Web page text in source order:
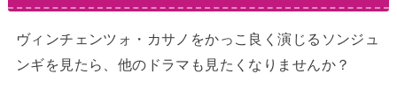
ヴィンチェンツォ・カサノをかっこ良く演じるソンジュ
ンギを見たら、他のドラマも見たくなりませんか？